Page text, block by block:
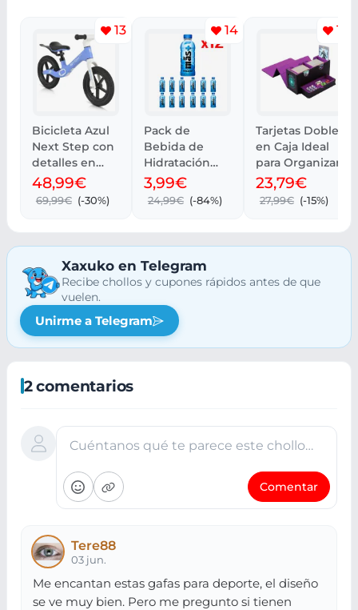
13
Bicicleta Azul
Next Step con
detalles en
Rosa
48,99€
69,99€ (-30%)
14
Pack de
Bebida de
Hidratación
MÁS+ BY
MESSI 12 x 500
3,99€
24,99€ (-84%)
14
Tarjetas Doble
en Caja Ideal
para Organizar
23,79€
27,99€ (-15%)
Xaxuko en Telegram
Recibe chollos y cupones rápidos antes de que
vuelen.
Unirme a Telegram
2 comentarios
Cuéntanos qué te parece este chollo…
Comentar
Tere88
03 jun.
Me encantan estas gafas para deporte, el diseño
se ve muy bien. Pero me pregunto si tienen